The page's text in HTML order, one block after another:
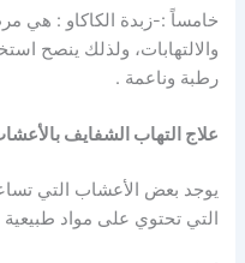
خامساً :-زبدة الكاكاو : هي
والالتهابات، ولذلك ينصح
رطبة وناعمة .
علاج التهاب الشفايف
يوجد بعض الأعشاب التي
التي تحتوي على مواد طبيعية